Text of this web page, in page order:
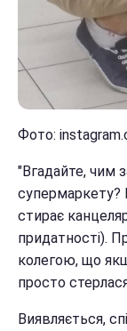
Фото:
"Вгадайте, чим
супермаркету?
стирає
придатності).
колегою, що
просто
Виявляється,